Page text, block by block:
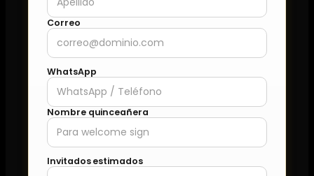
Correo
WhatsApp
Nombre quinceañera
Invitados estimados